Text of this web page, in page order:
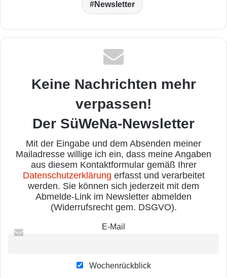
Newsletter
Keine Nachrichten mehr
verpassen!
Der SüWeNa-Newsletter
Mit der Eingabe und dem Absenden meiner
Mailadresse willige ich ein, dass meine Angaben
aus diesem Kontaktformular gemäß Ihrer
Datenschutzerklärung erfasst und verarbeitet
werden. Sie können sich jederzeit mit dem
Abmelde-Link im Newsletter abmelden
(Widerrufsrecht gem. DSGVO).
E-Mail
Wochenrückblick